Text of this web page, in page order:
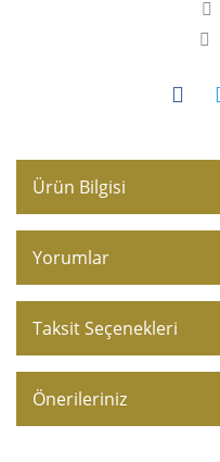
Ürün Bilgisi
Yorumlar
Taksit Seçenekleri
Önerileriniz